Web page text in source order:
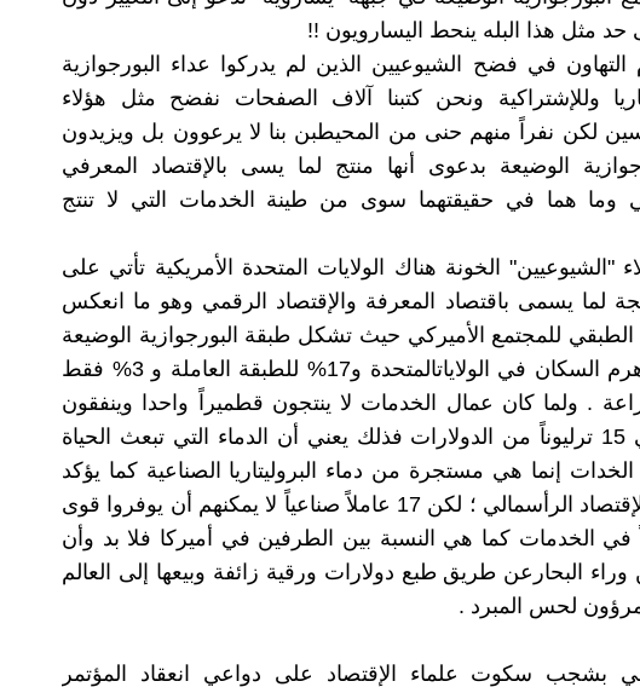
حد مثل هذا البله ينحط اليسارويون !!
التهاون في فضح الشيوعيين الذين لم يدركوا عداء البورجوازية
وللإشتراكية ونحن كتبنا آلاف الصفحات نفضح مثل هؤلاء
لكن نفراً منهم حنى من المحيطبن بنا لا يرعوون بل ويزيدون
الوضيعة بدعوى أنها منتج لما يسى بالإقتصاد المعرفي
وما هما في حقيقتهما سوى من طينة الخدمات التي لا تنتج
"الشيوعيين" الخونة هناك الولايات المتحدة الأمريكية تأتي على
لما يسمى باقتصاد المعرفة والإقتصاد الرقمي وهو ما انعكس
للمجتمع الأميركي حيث تشكل طبقة البورجوازية الوضيعة
80% من كامل هرم السكان في الولاياتالمتحدة و17% للطبقة العاملة و 3% فقط
. ولما كان عمال الخدمات لا ينتجون قطميراً واحدا وينفقون
في أميركا حوالي 15 ترليوناً من الدولارات فذلك يعني أن الدماء التي تبعث الحياة
إنما هي مستجرة من دماء البروليتاريا الصناعية كما يؤكد
التحليل العلمي للإقتصاد الرأسمالي ؛ لكن 17 عاملاً صناعياً لا يمكنهم أن يوفروا قوى
80 عاملاً في الخدمات كما هي النسبة بين الطرفين في أميركا فلا بد وأن
البحارعن طريق طبع دولارات ورقية زائفة وبيعها إلى العالم
لحس المبرد .
بشجب سكوت علماء الإقتصاد على دواعي انعقاد المؤتمر